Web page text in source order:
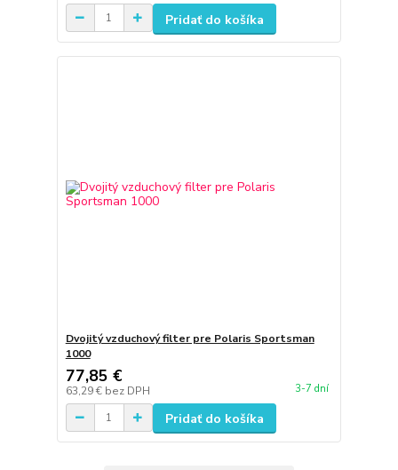
Pridať do košíka
Dvojitý vzduchový filter pre Polaris Sportsman
1000
77,85 €
63,29 € bez DPH 3-7 dní
Pridať do košíka